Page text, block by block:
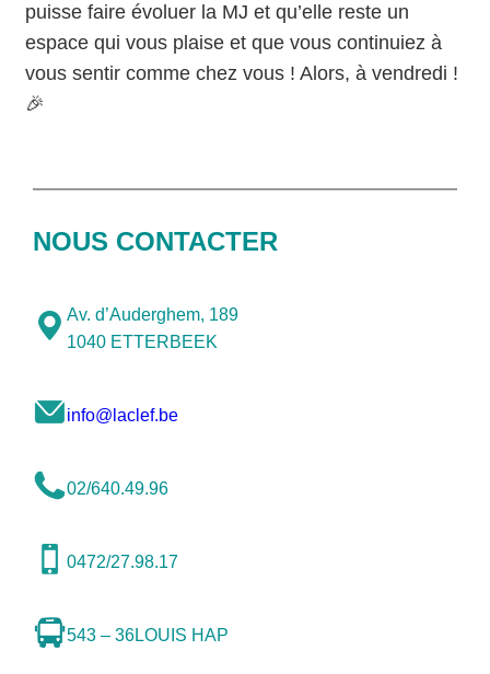
puisse faire évoluer la MJ et qu’elle reste un
espace qui vous plaise et que vous continuiez à
vous sentir comme chez vous ! Alors, à vendredi !
🎉
NOUS CONTACTER
Av. d’Auderghem, 189
1040 ETTERBEEK
info@laclef.be
02/640.49.96
0472/27.98.17
543 – 36LOUIS HAP